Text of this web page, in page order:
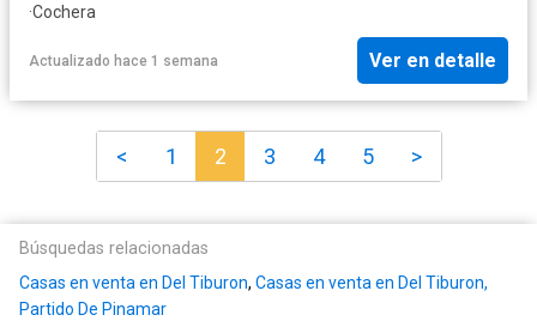
·Cochera
Actualizado hace 1 semana Ver en detalle
< 1 2 3 4 5 >
Búsquedas relacionadas
Casas en venta en Del Tiburon, Casas en venta en Del Tiburon,
Partido De Pinamar